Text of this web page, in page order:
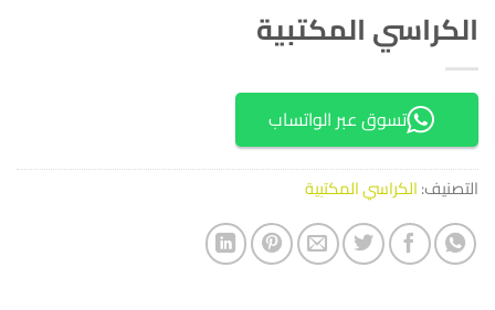
الكراسي المكتبية
تسوق عبر الواتساب
التصنيف:الكراسي المكتبية